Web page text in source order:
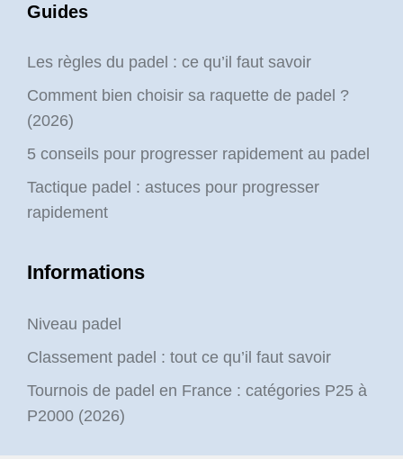
Guides
Les règles du padel : ce qu’il faut savoir
Comment bien choisir sa raquette de padel ?
(2026)
5 conseils pour progresser rapidement au padel
Tactique padel : astuces pour progresser
rapidement
Informations
Niveau padel
Classement padel : tout ce qu’il faut savoir
Tournois de padel en France : catégories P25 à
P2000 (2026)